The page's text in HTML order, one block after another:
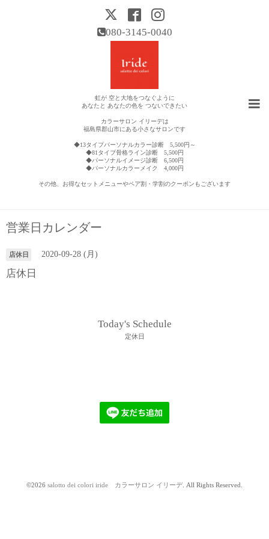
080-3145-0040
虹が 空と大地をつなぐように
あなたと あなたの色を つないできたい
カラーサロン イリーデは
福島県郡山市にある小さなサロンです
◆13タイプパーソナルカラー診断 5,500円～
◆81タイプ骨格ライン診断 5,500円
◆パーソナルイメージ診断 6,500円
◆パーソナルカラーメイク 4,000円
その他、お得なセットメニューやペア割・学割のクーポンもございます
営業日カレンダー
店休日 2020-09-28 (月)
店休日
Today's Schedule
定休日
©2026 salotto dei colori iride カラーサロン イリーデ. All Rights Reserved.